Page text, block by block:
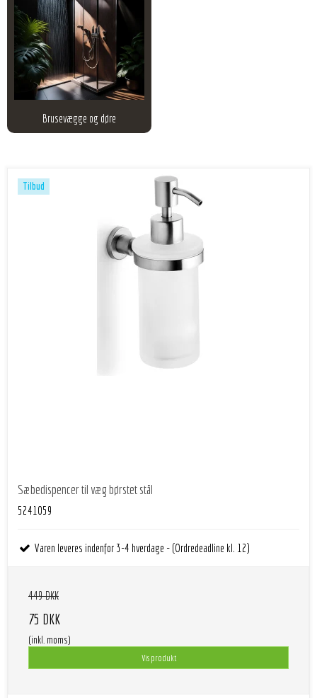
Brusevægge og døre
Tilbud
Sæbedispencer til væg børstet stål
5241059
Varen leveres indenfor 3-4 hverdage - (Ordredeadline kl. 12)
449 DKK
75 DKK
(inkl. moms)
Vis produkt